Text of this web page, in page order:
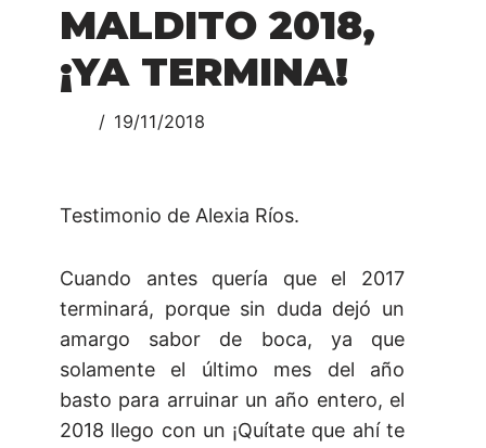
MALDITO 2018,
¡YA TERMINA!
19/11/2018
Testimonio de Alexia Ríos.
Cuando antes quería que el 2017
terminará, porque sin duda dejó un
amargo sabor de boca, ya que
solamente el último mes del año
basto para arruinar un año entero, el
2018 llego con un ¡Quítate que ahí te